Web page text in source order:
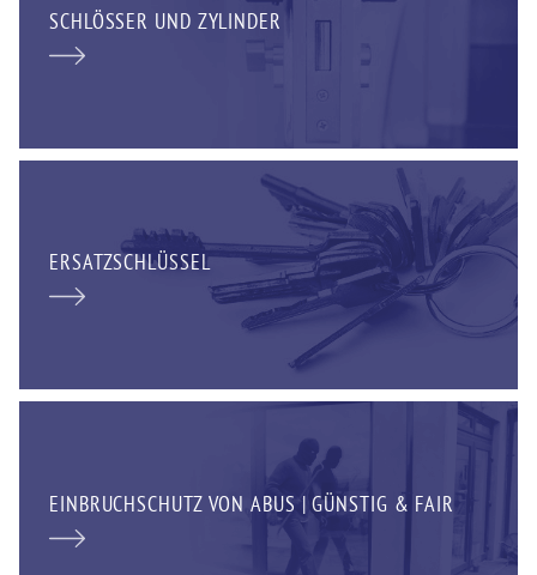
SCHLÖSSER UND ZYLINDER
ERSATZSCHLÜSSEL
EINBRUCHSCHUTZ VON ABUS | GÜNSTIG & FAIR